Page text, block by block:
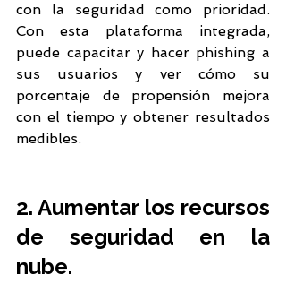
con la seguridad como prioridad.
Con esta plataforma integrada,
puede capacitar y hacer phishing a
sus usuarios y ver cómo su
porcentaje de propensión mejora
con el tiempo y obtener resultados
medibles.
2. Aumentar los recursos
de seguridad en la
nube.